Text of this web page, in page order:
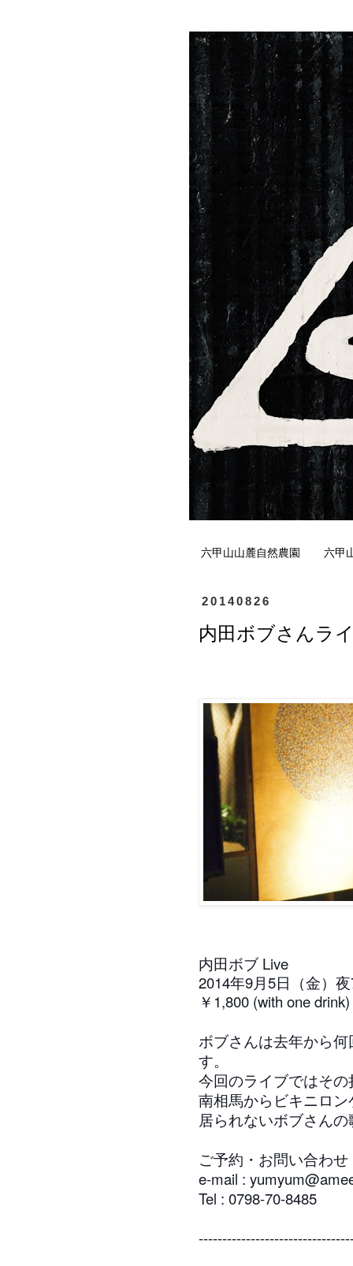
六甲山山麓自然農園 六甲
20140826
内田ボブさんラ
内田ボブ Live
2014年9月5日（金）
￥1,800 (with one drink)
ボブさんは去年から
す。
今回のライブではそ
南相馬からビキニロ
居られないボブさん
ご予約・お問い合わせ
e-mail :
Tel : 0798-70-8485
--------------------------